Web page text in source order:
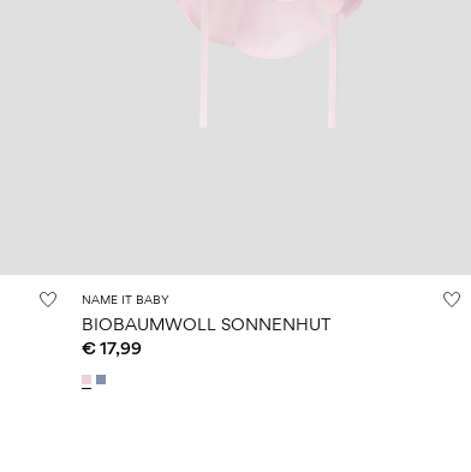
NAME IT BABY
BIOBAUMWOLL SONNENHUT
€ 17,99